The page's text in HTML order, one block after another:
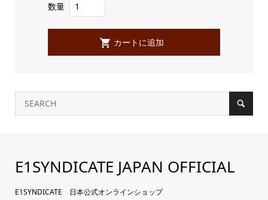
数量
E1SYNDICATE JAPAN OFFICIAL
E1SYNDICATE 日本公式オンラインショップ